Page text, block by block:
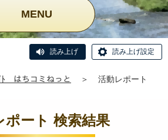
MENU
読み上げ 読み上げ設定
ﾄ はちコミねっと ＞ 活動レポート
ポート 検索結果